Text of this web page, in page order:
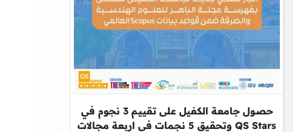
حصول جامعة الكفيل على تقييم 3 نجوم في
QS Stars وتحقيق 5 نجمات في اربعة مجالات